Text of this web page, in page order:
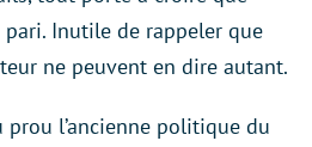
pari. Inutile de rappeler que
ne peuvent en dire autant.
l’ancienne politique du